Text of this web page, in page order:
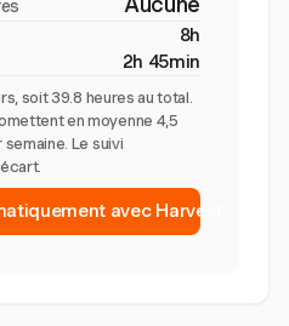
8h
2h 45min
soit 39.8 heures au total.
en moyenne 4,5
Le suivi
avec Harvest